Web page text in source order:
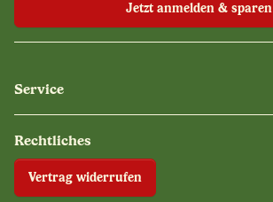
Jetzt anmelden & sparen
Service
Rechtliches
Vertrag widerrufen